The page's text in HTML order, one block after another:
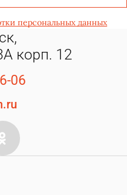
персональных данных
корп. 12
06